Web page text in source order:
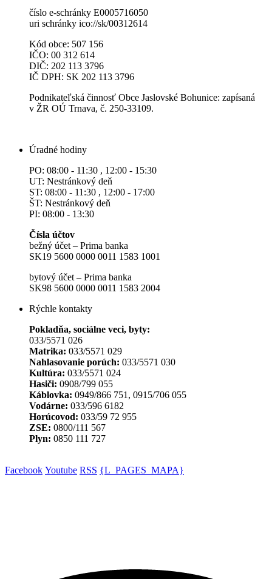
číslo e-schránky E0005716050
uri schránky ico://sk/00312614
Kód obce: 507 156
IČO: 00 312 614
DIČ: 202 113 3796
IČ DPH: SK 202 113 3796
Podnikateľská činnosť Obce Jaslovské Bohunice: zapísaná
v ŽR OÚ Trnava, č. 250-33109.
Úradné hodiny
PO: 08:00 - 11:30 , 12:00 - 15:30
UT: Nestránkový deň
ST: 08:00 - 11:30 , 12:00 - 17:00
ŠT: Nestránkový deň
PI: 08:00 - 13:30
Čísla účtov
bežný účet – Prima banka
SK19 5600 0000 0011 1583 1001
bytový účet – Prima banka
SK98 5600 0000 0011 1583 2004
Rýchle kontakty
Pokladňa, sociálne veci, byty:
033/5571 026
Matrika: 033/5571 029
Nahlasovanie porúch: 033/5571 030
Kultúra: 033/5571 024
Hasiči: 0908/799 055
Káblovka: 0949/866 751, 0915/706 055
Vodárne: 033/596 6182
Horúcovod: 033/59 72 955
ZSE: 0800/111 567
Plyn: 0850 111 727
Facebook Youtube RSS {L_PAGES_MAPA}